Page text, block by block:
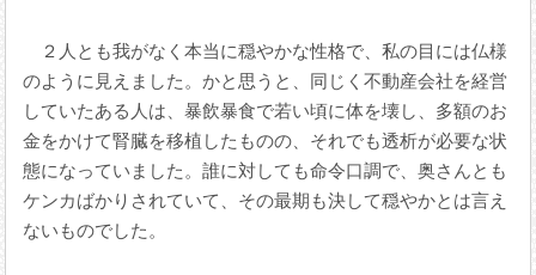
２人とも我がなく本当に穏やかな性格で、私の目には仏様
のように見えました。かと思うと、同じく不動産会社を経営
していたある人は、暴飲暴食で若い頃に体を壊し、多額のお
金をかけて腎臓を移植したものの、それでも透析が必要な状
態になっていました。誰に対しても命令口調で、奥さんとも
ケンカばかりされていて、その最期も決して穏やかとは言え
ないものでした。